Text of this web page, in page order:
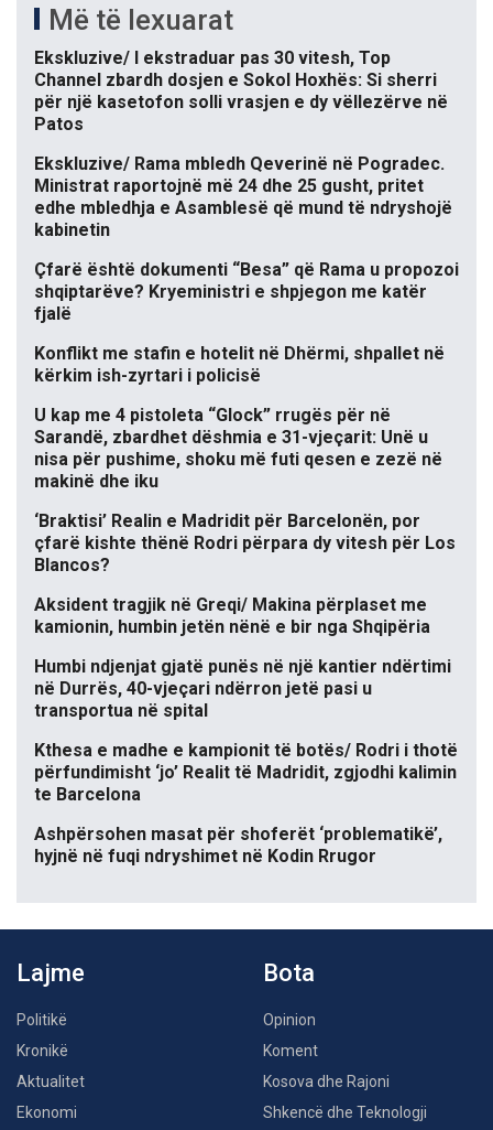
Më të lexuarat
Ekskluzive/ I ekstraduar pas 30 vitesh, Top
Channel zbardh dosjen e Sokol Hoxhës: Si sherri
për një kasetofon solli vrasjen e dy vëllezërve në
Patos
Ekskluzive/ Rama mbledh Qeverinë në Pogradec.
Ministrat raportojnë më 24 dhe 25 gusht, pritet
edhe mbledhja e Asamblesë që mund të ndryshojë
kabinetin
Çfarë është dokumenti “Besa” që Rama u propozoi
shqiptarëve? Kryeministri e shpjegon me katër
fjalë
Konflikt me stafin e hotelit në Dhërmi, shpallet në
kërkim ish-zyrtari i policisë
U kap me 4 pistoleta “Glock” rrugës për në
Sarandë, zbardhet dëshmia e 31-vjeçarit: Unë u
nisa për pushime, shoku më futi qesen e zezë në
makinë dhe iku
‘Braktisi’ Realin e Madridit për Barcelonën, por
çfarë kishte thënë Rodri përpara dy vitesh për Los
Blancos?
Aksident tragjik në Greqi/ Makina përplaset me
kamionin, humbin jetën nënë e bir nga Shqipëria
Humbi ndjenjat gjatë punës në një kantier ndërtimi
në Durrës, 40-vjeçari ndërron jetë pasi u
transportua në spital
Kthesa e madhe e kampionit të botës/ Rodri i thotë
përfundimisht ‘jo’ Realit të Madridit, zgjodhi kalimin
te Barcelona
Ashpërsohen masat për shoferët ‘problematikë’,
hyjnë në fuqi ndryshimet në Kodin Rrugor
Lajme
Politikë
Kronikë
Aktualitet
Ekonomi
Bota
Opinion
Koment
Kosova dhe Rajoni
Shkencë dhe Teknologji